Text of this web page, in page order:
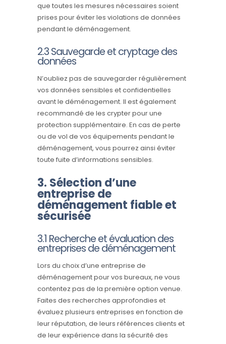
que toutes les mesures nécessaires soient
prises pour éviter les violations de données
pendant le déménagement.
2.3 Sauvegarde et cryptage des
données
N’oubliez pas de sauvegarder régulièrement
vos données sensibles et confidentielles
avant le déménagement. Il est également
recommandé de les crypter pour une
protection supplémentaire. En cas de perte
ou de vol de vos équipements pendant le
déménagement, vous pourrez ainsi éviter
toute fuite d’informations sensibles.
3. Sélection d’une
entreprise de
déménagement fiable et
sécurisée
3.1 Recherche et évaluation des
entreprises de déménagement
Lors du choix d’une entreprise de
déménagement pour vos bureaux, ne vous
contentez pas de la première option venue.
Faites des recherches approfondies et
évaluez plusieurs entreprises en fonction de
leur réputation, de leurs références clients et
de leur expérience dans la sécurité des